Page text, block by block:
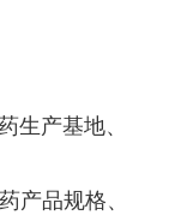
生产基地、
产品规格、